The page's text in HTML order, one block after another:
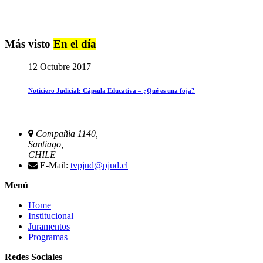
Más visto En el día
12 Octubre 2017
Noticiero Judicial: Cápsula Educativa – ¿Qué es una foja?
Compañia 1140,
Santiago,
CHILE
E-Mail: tvpjud@pjud.cl
Menú
Home
Institucional
Juramentos
Programas
Redes Sociales